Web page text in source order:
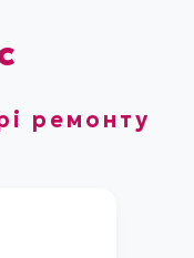
ремонту